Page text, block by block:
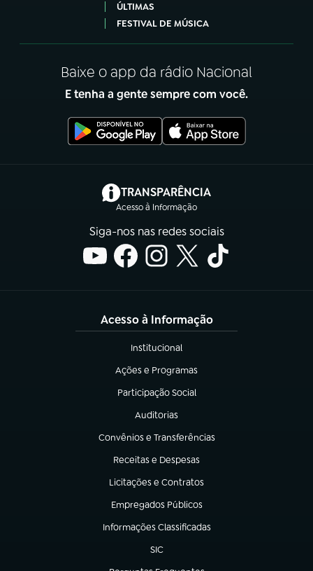
ÚLTIMAS
FESTIVAL DE MÚSICA
Baixe o app da rádio Nacional
E tenha a gente sempre com você.
TRANSPARÊNCIA
Acesso à Informação
(abre em nova aba)
Siga-nos nas redes sociais
Acesso à Informação
Institucional
(abre em nova aba)
Ações e Programas
(abre em nova aba)
Participação Social
(abre em nova aba)
Auditorias
(abre em nova aba)
Convênios e Transferências
(abre em nova aba)
Receitas e Despesas
(abre em nova aba)
Licitações e Contratos
(abre em nova aba)
Empregados Públicos
(abre em nova aba)
Informações Classificadas
(abre em nova aba)
SIC
(abre em nova aba)